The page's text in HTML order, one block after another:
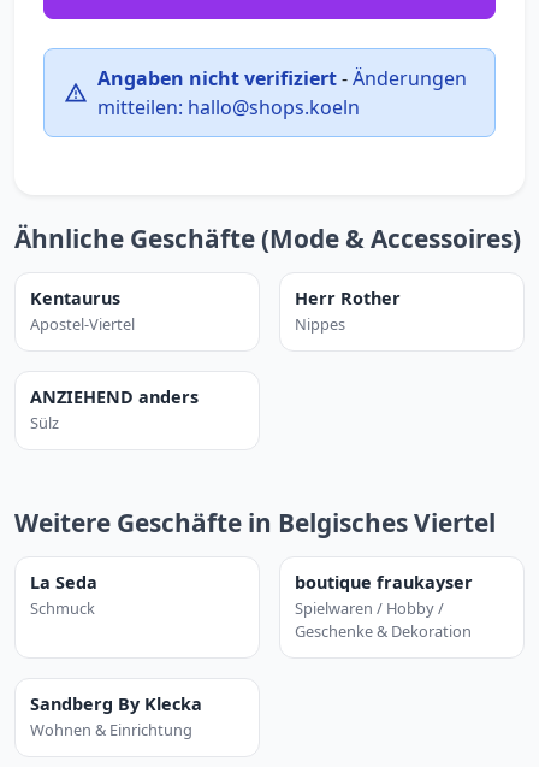
Angaben nicht verifiziert-Änderungen
mitteilen: hallo@shops.koeln
Ähnliche Geschäfte (Mode & Accessoires)
Kentaurus
Apostel-Viertel
Herr Rother
Nippes
ANZIEHEND anders
Sülz
Weitere Geschäfte in Belgisches Viertel
La Seda
Schmuck
boutique fraukayser
Spielwaren / Hobby /
Geschenke & Dekoration
Sandberg By Klecka
Wohnen & Einrichtung